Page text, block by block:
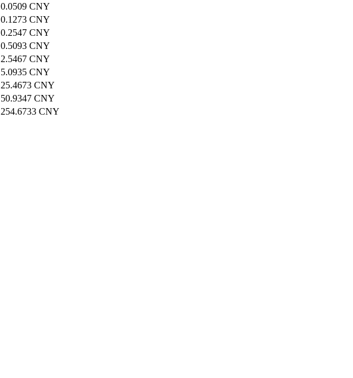
0.0509 CNY
0.1273 CNY
0.2547 CNY
0.5093 CNY
2.5467 CNY
5.0935 CNY
25.4673 CNY
50.9347 CNY
254.6733 CNY